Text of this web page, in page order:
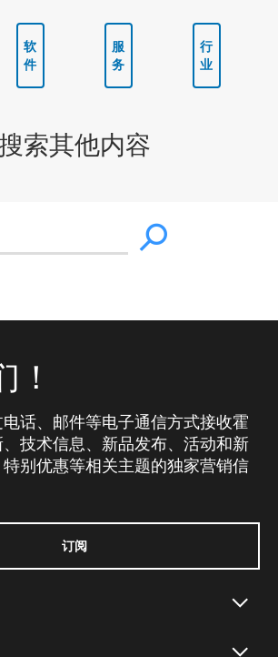
软
件
服
务
行
业
索其他内容
！
话、邮件等电子通信方式接收霍
技术信息、新品发布、活动和新
别优惠等相关主题的独家营销信
订阅